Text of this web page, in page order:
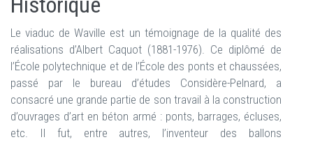
Le viaduc de Waville est un témoignage de la qualité des
réalisations d’Albert Caquot (1881-1976). Ce diplômé de
l’École polytechnique et de l’École des ponts et chaussées,
passé par le bureau d’études Considère-Pelnard, a
consacré une grande partie de son travail à la construction
d’ouvrages d’art en béton armé : ponts, barrages, écluses,
etc. Il fut, entre autres, l’inventeur des ballons